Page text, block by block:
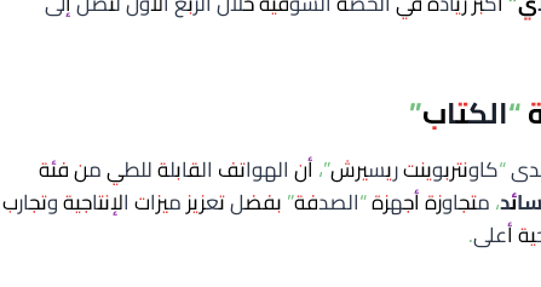
“كاونتربوينت ريسيرش”، أن الهواتف القابلة للطي من فئة
، متجاوزة أجهزة “الصدفة” بفضل تعزيز ميزات الإنتاجية وتجارب
أعلى.